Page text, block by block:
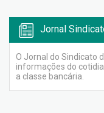
Jornal
O Jornal do Sindicato
informações do
a classe bancária.